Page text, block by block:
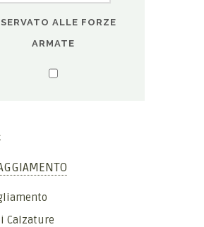
ALLE FORZE
ARMATE
Calzature